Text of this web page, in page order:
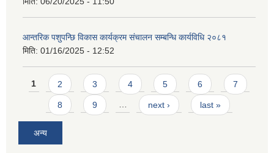
आन्तरिक पशुपन्छि विकास कार्यक्रम संचालन सम्बन्धि कार्यविधि २०८१
मिति: 01/16/2025 - 12:52
Pages
1 2 3 4 5 6 7
8 9 … next › last »
अन्य